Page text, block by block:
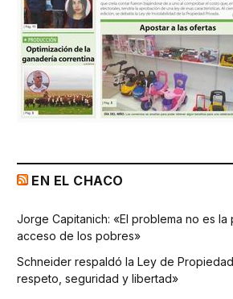
EN EL CHACO
Jorge Capitanich: «El problema no es
acceso de los pobres»
Schneider respaldó la Ley de
respeto, seguridad y libertad»